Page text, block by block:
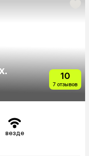
10
7 отзывов
везде